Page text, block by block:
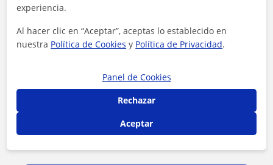
experiencia.
Al hacer clic en “Aceptar”, aceptas lo establecido en
nuestra Política de Cookies y Política de Privacidad.
Panel de Cookies
Rechazar
Aceptar